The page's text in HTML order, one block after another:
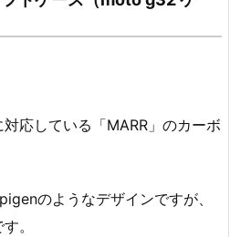
応している「MARR」のカーボ
のようなデザインですが、
。